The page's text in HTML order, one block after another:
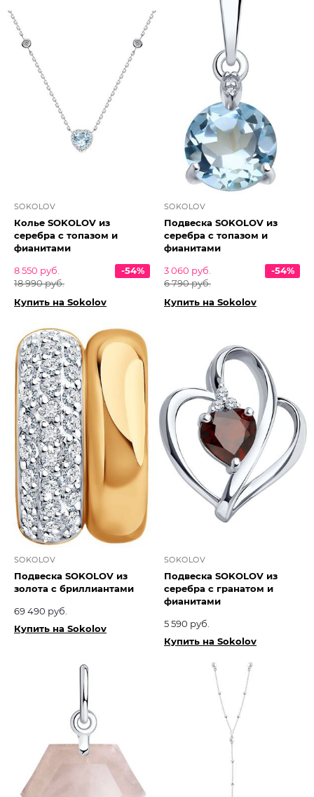
SOKOLOV
Колье SOKOLOV из
серебра с топазом и
фианитами
8 550 руб.
18 990 руб.
-54%
Купить на Sokolov
SOKOLOV
Подвеска SOKOLOV из
серебра с топазом и
фианитами
3 060 руб.
6 790 руб.
-54%
Купить на Sokolov
SOKOLOV
Подвеска SOKOLOV из
золота с бриллиантами
69 490 руб.
Купить на Sokolov
SOKOLOV
Подвеска SOKOLOV из
серебра с гранатом и
фианитами
5 590 руб.
Купить на Sokolov